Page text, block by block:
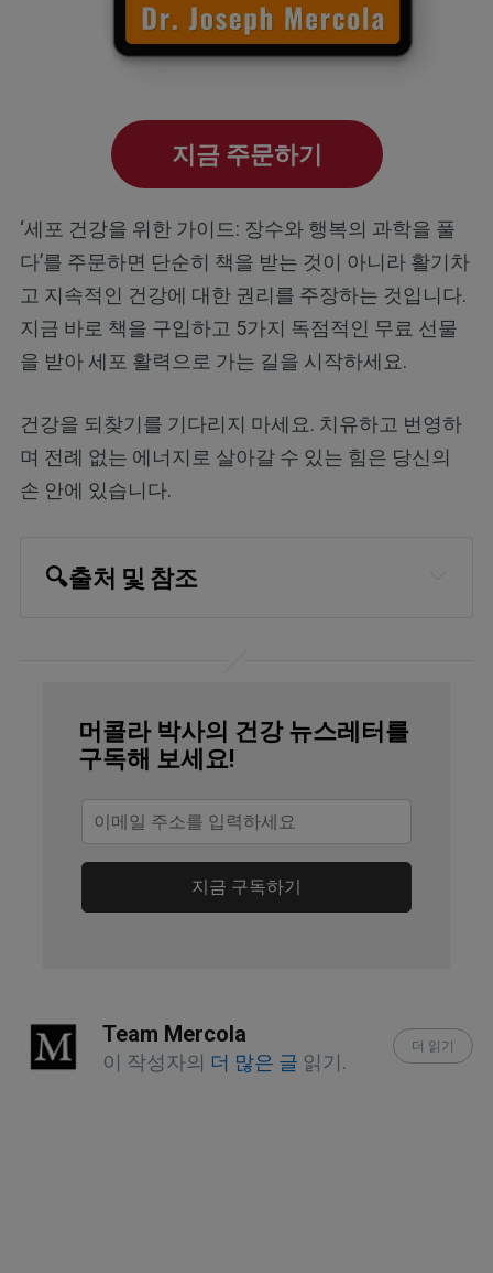
지금 주문하기
‘세포 건강을 위한 가이드: 장수와 행복의 과학을 풀
다’를 주문하면 단순히 책을 받는 것이 아니라 활기차
고 지속적인 건강에 대한 권리를 주장하는 것입니다.
지금 바로 책을 구입하고 5가지 독점적인 무료 선물
을 받아 세포 활력으로 가는 길을 시작하세요.
건강을 되찾기를 기다리지 마세요. 치유하고 번영하
며 전례 없는 에너지로 살아갈 수 있는 힘은 당신의
손 안에 있습니다.
🔍출처 및 참조
The British Journal of Psychiatry
European Neurology April 24, 2024
The British Journal of Psychiatry 2019
Nov;215(5):668-674
머콜라 박사의 건강 뉴스레터를
구독해 보세요!
지금 구독하기
Team Mercola
이 작성자의 더 많은 글 읽기.
더 읽기